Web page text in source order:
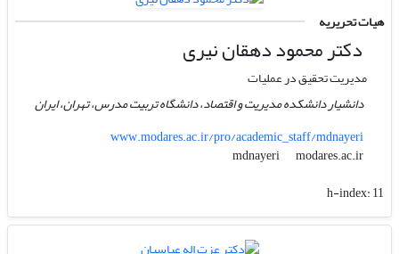
هیات تحریریه
دکتر محمود دهقان نیری
مدیریت تحقیق در عملیات
دانشیار دانشکده مدیریت و اقتصاد، دانشگاه تربیت مدرس، تهران، ایران
www.modares.ac.ir/pro/academic_staff/mdnayeri
mdnayeri
modares.ac.ir
h-index:11